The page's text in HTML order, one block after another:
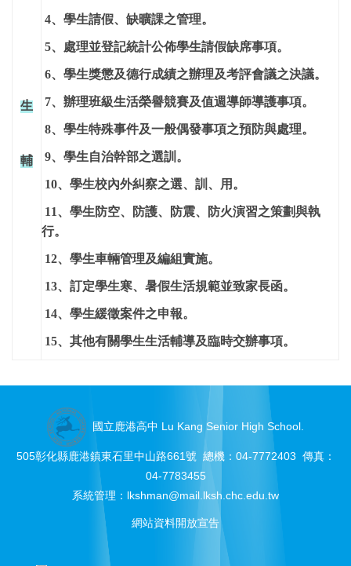
生
輔
4、學生請假、缺曠課之管理。
5、處理並登記統計公佈學生請假缺席事項。
6、學生獎懲及德行成績之辦理及考評會議之決議。
7、辦理班級生活榮譽競賽及值週導師導護事項。
8、學生特殊事件及一般偶發事項之預防與處理。
9、學生自治幹部之選訓。
10、學生校內外糾察之選、訓、用。
11、學生防空、防護、防震、防火演習之策劃與執
行。
12、學生車輛管理及編組實施。
13、訂定學生寒、暑假生活規範並致家長函。
14、學生緩徵案件之申報。
15、其他有關學生生活輔導及臨時交辦事項。
國立鹿港高中 Lu Kang Senior High School.
505彰化縣鹿港鎮東石里中山路661號 總機：04-7772403 傳真：
04-7783455
系統管理： lkshman@mail.lksh.chc.edu.tw
網站資料開放宣告